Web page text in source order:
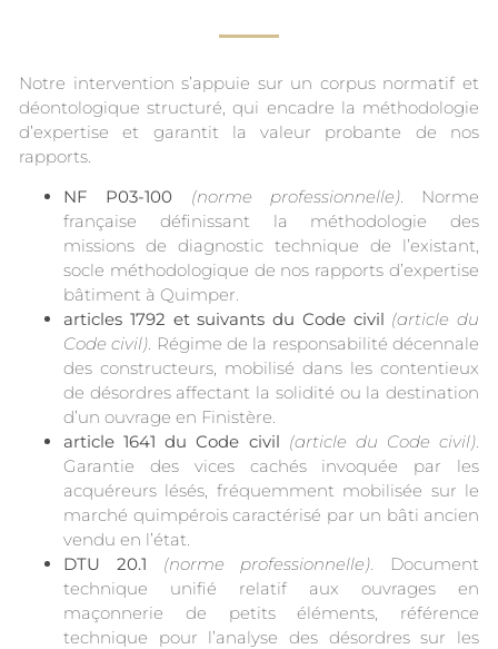
Notre intervention s’appuie sur un corpus normatif et
déontologique structuré, qui encadre la méthodologie
d’expertise et garantit la valeur probante de nos
rapports.
NF P03-100
(norme professionnelle). Norme
française définissant la méthodologie des
missions de diagnostic technique de l’existant,
socle méthodologique de nos rapports d’expertise
bâtiment à Quimper.
articles 1792 et suivants du Code civil (article du
Code civil). Régime de la responsabilité décennale
des constructeurs, mobilisé dans les contentieux
de désordres affectant la solidité ou la destination
d’un ouvrage en Finistère.
article 1641 du Code civil (article du Code civil).
Garantie des vices cachés invoquée par les
acquéreurs lésés, fréquemment mobilisée sur le
marché quimpérois caractérisé par un bâti ancien
vendu en l’état.
DTU 20.1
(norme professionnelle). Document
technique unifié relatif aux ouvrages en
maçonnerie de petits éléments, référence
technique pour l’analyse des désordres sur les